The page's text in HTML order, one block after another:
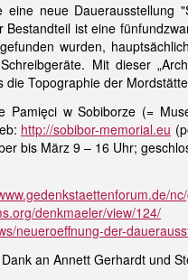
neue Dauerausstellung
Bestandteil ist eine
wurden,
Mit dieser
Topographie der
Pamięci w Sobiborze (=
http://sobibor-memorial.eu
bis März 9 – 16 Uhr;
denkmaeler/view/124/
neueroeffnung-der-
an Annett Gerhardt und